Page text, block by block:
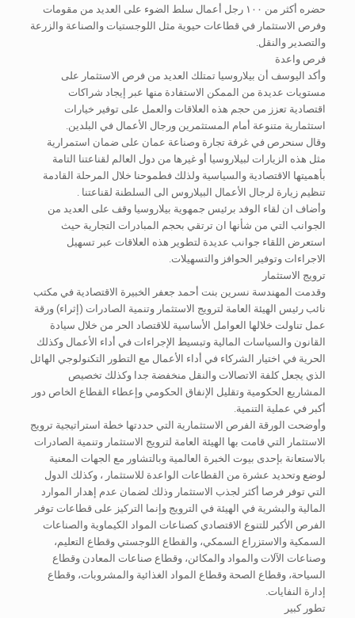
حضره أكثر من ١٠٠ رجل أعمال سلط الضوء على العديد من مقومات
وفرص الاستثمار في قطاعات حيوية مثل اللوجستيات والصناعة والزرعة
والتصدير والنقل.
فرص واعدة
وأكد اليوسف أن بيلاروسيا تمتلك العديد من فرص الاستثمار على
مستويات عديدة من الممكن الاستفادة منها عبر إيجاد شراكات
اقتصادية تعزز من حجم هذه العلاقات والعمل على توفير خيارات
استثمارية متنوعة أمام المستثمرين ورجال الأعمال في البلدين.
وقال سنحرص في غرفة تجارة وصناعة عمان على ضمان استمرارية
مثل هذه الزيارات لبيلاروسيا أو غيرها من دول العالم لقناعتنا التامة
بأهميتها الاقتصادية والسياسية ولذلك فطموحنا خلال المرحلة القادمة
تنظيم زيارة لرجال الأعمال البيلاروس الى السلطنة لقناعتنا .
وأضاف ان لقاء الوفد برئيس جمهوية بيلاروسيا وقف على العديد من
الجوانب التي من شأنها ان ترتقي بحجم المبادرات التجارية حيث
استعرض اللقاء جوانب عديدة لتطوير هذه العلاقات عبر تسهيل
الاجراءات وتوفير الحوافز والتسهيلات.
ترويج الاستثمار
وقدمت المهندسة نسرين بنت أحمد جعفر الخبيرة الاقتصادية في مكتب
نائب رئيس الهيئة العامة لترويج الاستثمار وتنمية الصادرات (إثراء) ورقة
عمل تناولت خلالها العوامل الأساسية للاقتصاد الحر من خلال سيادة
القانون والسياسات المالية وتبسيط الإجراءات في أداء الأعمال وكذلك
الحرية في اختيار الشركاء في أداء الأعمال مع التطور التكنولوجي الهائل
الذي يجعل كلفة الاتصالات والنقل منخفضة جدا وكذلك تخصيص
المشاريع الحكومية وتقليل الإنفاق الحكومي وإعطاء القطاع الخاص دور
أكبر في عملية التنمية.
وأوضحت الورقة الفرص الاستثمارية التي حددتها خطة استراتيجية ترويج
الاستثمار التي قامت بها الهيئة العامة لترويج الاستثمار وتنمية الصادرات
بالاستعانة بإحدى بيوت الخبرة العالمية وبالتشاور مع الجهات المعنية
لوضع وتحديد عشرة من القطاعات الواعدة للاستثمار ، وكذلك الدول
التي توفر فرصا أكثر لجذب الاستثمار وذلك لضمان عدم إهدار الموارد
المالية والبشرية في الهيئة في الترويج وإنما التركيز على قطاعات توفر
الفرص الأكبر للتنوع الاقتصادي كصناعات المواد الكيماوية والصناعات
السمكية والاستزراع السمكي، والقطاع اللوجستي وقطاع التعليم،
وصناعات الآلات والمواد والمكائن، وقطاع صناعات المعادن وقطاع
السياحة، وقطاع الصحة وقطاع المواد الغذائية والمشروبات، وقطاع
إدارة النفايات.
تطور كبير